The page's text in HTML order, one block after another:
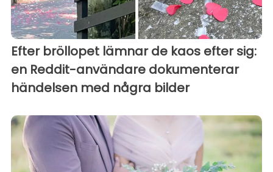
Efter bröllopet lämnar de kaos efter sig:
en Reddit-användare dokumenterar
händelsen med några bilder